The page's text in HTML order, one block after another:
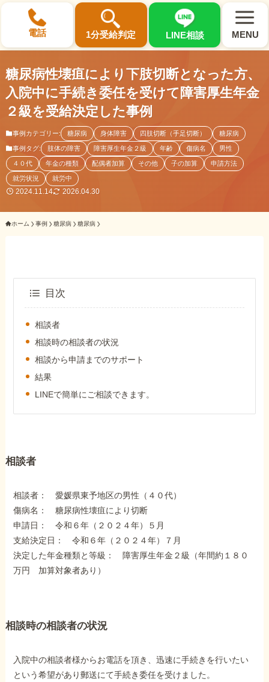
電話 1分受給判定 LINE相談 MENU
×
選ばれる3つの理由
初回相談料0円・受給後報酬型
サポート料金について
県内 No.1 の豊富な知識と経験
ご相談事例をみる
ホーム
受給事例
Q&A・相談事例
障害年金コラム
事務所について
お客様からの感謝のお手紙
糖尿病性壊疽により下肢切断となった方、
入院中に手続き委任を受けて障害厚生年金
２級を受給決定した事例
事例カテゴリー: 糖尿病 身体障害 四肢切断（手足切断） 糖尿病
事例タグ: 肢体の障害 障害厚生年金２級 年齢 傷病名 男性
４０代 年金の種類 配偶者加算 その他 子の加算 申請方法
就労状況 就労中
2024.11.14 2026.04.30
ホーム 事例 糖尿病 糖尿病
目次
相談者
相談時の相談者の状況
相談から申請までのサポート
結果
LINEで簡単にご相談できます。
相談者
相談者： 愛媛県東予地区の男性（４０代）
傷病名： 糖尿病性壊疽により切断
申請日： 令和６年（２０２４年）５月
支給決定日： 令和６年（２０２４年）７月
決定した年金種類と等級： 障害厚生年金２級（年間約１８０
万円 加算対象者あり）
相談時の相談者の状況
入院中の相談者様からお電話を頂き、迅速に手続きを行いたい
という希望があり郵送にて手続き委任を受けました。